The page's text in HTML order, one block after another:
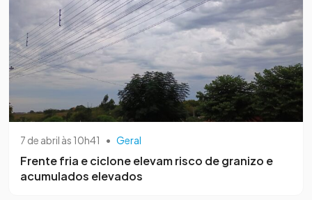
7 de abril às 10h41 • Geral
Frente fria e ciclone elevam risco de granizo e
acumulados elevados